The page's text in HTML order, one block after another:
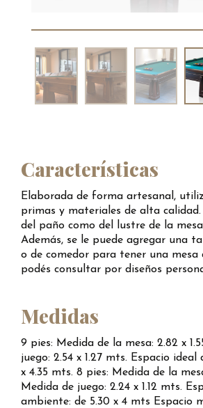
Características
Elaborada de forma artesanal,
primas y materiales de alta
del paño como del lustre de la
Además, se le puede agregar una
o de comedor para tener una mesa
podés consultar por diseños
Medidas
9 pies: Medida de la mesa: 2.82 x
juego: 2.54 x 1.27 mts. Espacio ideal
x 4.35 mts. 8 pies: Medida de la
Medida de juego: 2.24 x 1.12 mts.
ambiente: de 5.30 x 4 mts Espacio